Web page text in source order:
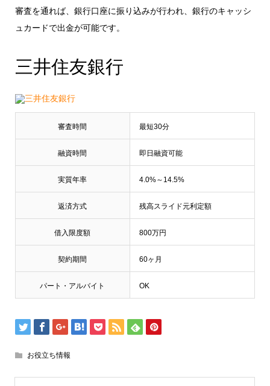
審査を通れば、銀行口座に振り込みが行われ、銀行のキャッシ
ュカードで出金が可能です。
三井住友銀行
審査時間 最短30分
融資時間 即日融資可能
実質年率 4.0%～14.5%
返済方式 残高スライド元利定額
借入限度額 800万円
契約期間 60ヶ月
パート・アルバイト OK
お役立ち情報